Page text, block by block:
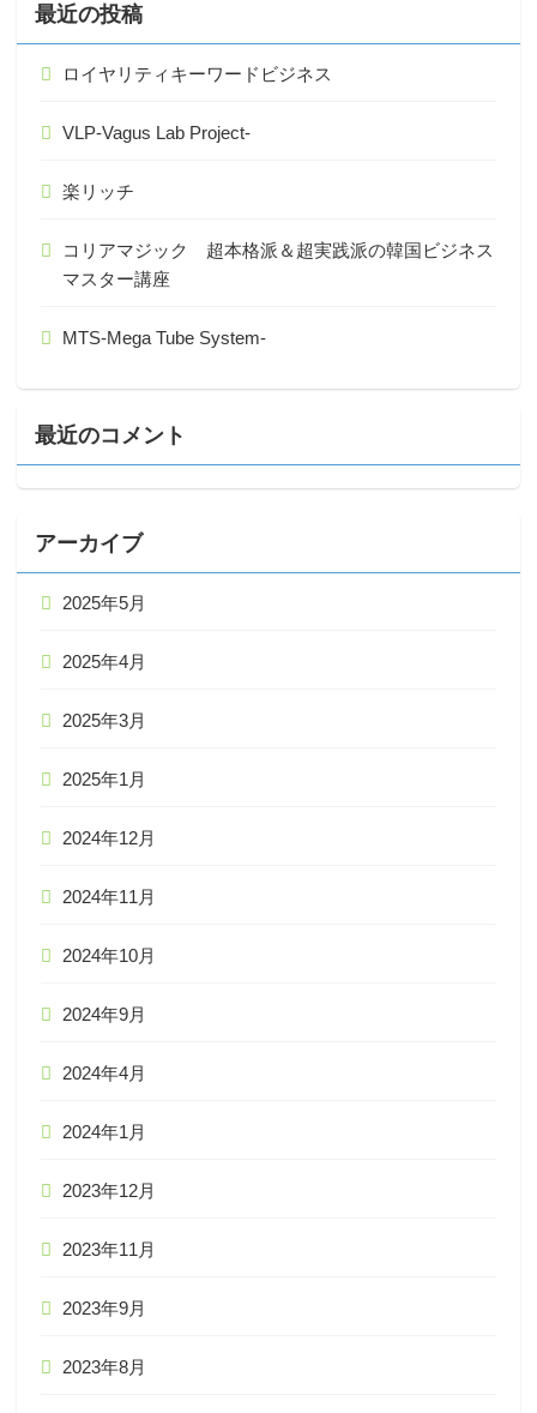
最近の投稿
ロイヤリティキーワードビジネス
VLP-Vagus Lab Project-
楽リッチ
コリアマジック 超本格派＆超実践派の韓国ビジネス
マスター講座
MTS-Mega Tube System-
最近のコメント
アーカイブ
2025年5月
2025年4月
2025年3月
2025年1月
2024年12月
2024年11月
2024年10月
2024年9月
2024年4月
2024年1月
2023年12月
2023年11月
2023年9月
2023年8月